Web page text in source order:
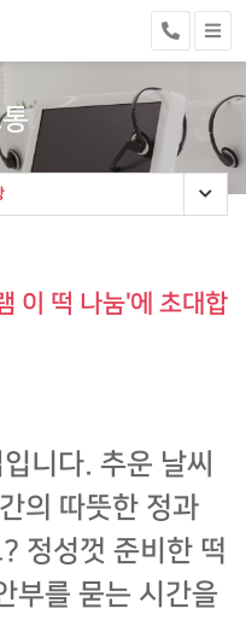
이 떡 나눔'에 초대합
니다. 추운 날씨
의 따뜻한 정과
정성껏 준비한 떡
부를 묻는 시간을